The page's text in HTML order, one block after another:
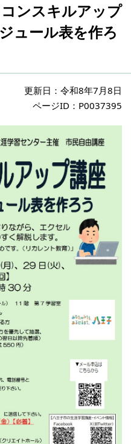
ンスキルアップ
ュール表を作ろ
更新日： 令和8年7月8日
ページID：P0037395